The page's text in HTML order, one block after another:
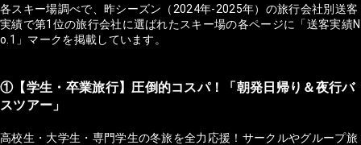
各スキー場調べで、昨シーズン（2024年-2025年）の旅行会社別送客
実績で第1位の旅行会社に選ばれたスキー場の各ページに「送客実績N
o.1」マークを掲載しています。
①【学生・卒業旅行】圧倒的コスパ！「朝発日帰り＆夜行バ
スツアー」
高校生・大学生・専門学生の冬旅を全力応援！サークルやグループ旅